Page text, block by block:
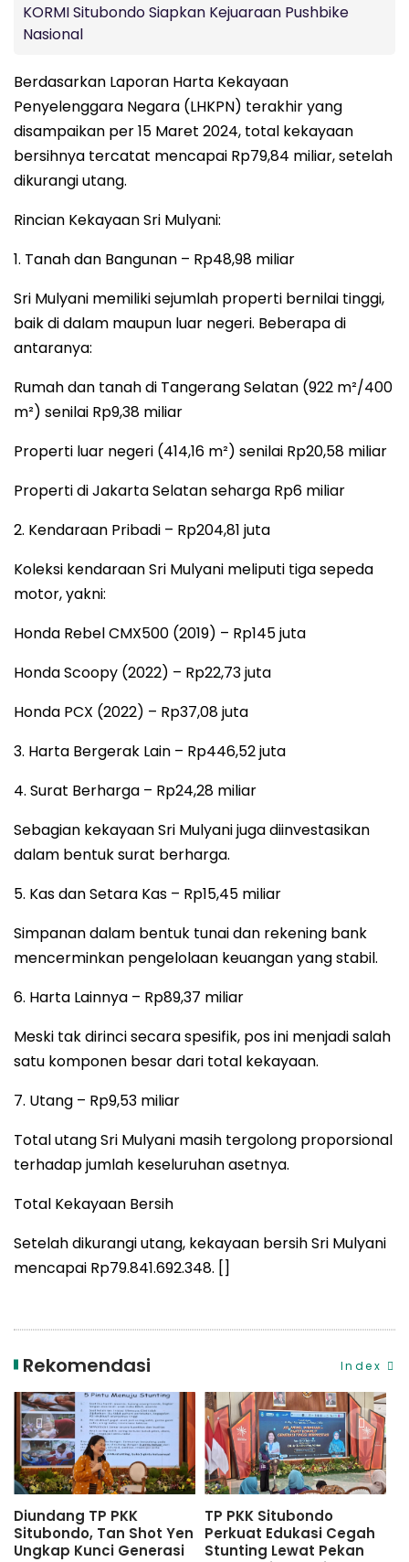
KORMI Situbondo Siapkan Kejuaraan Pushbike
Nasional
Berdasarkan Laporan Harta Kekayaan
Penyelenggara Negara (LHKPN) terakhir yang
disampaikan per 15 Maret 2024, total kekayaan
bersihnya tercatat mencapai Rp79,84 miliar, setelah
dikurangi utang.
Rincian Kekayaan Sri Mulyani:
1. Tanah dan Bangunan – Rp48,98 miliar
Sri Mulyani memiliki sejumlah properti bernilai tinggi,
baik di dalam maupun luar negeri. Beberapa di
antaranya:
Rumah dan tanah di Tangerang Selatan (922 m²/400
m²) senilai Rp9,38 miliar
Properti luar negeri (414,16 m²) senilai Rp20,58 miliar
Properti di Jakarta Selatan seharga Rp6 miliar
2. Kendaraan Pribadi – Rp204,81 juta
Koleksi kendaraan Sri Mulyani meliputi tiga sepeda
motor, yakni:
Honda Rebel CMX500 (2019) – Rp145 juta
Honda Scoopy (2022) – Rp22,73 juta
Honda PCX (2022) – Rp37,08 juta
3. Harta Bergerak Lain – Rp446,52 juta
4. Surat Berharga – Rp24,28 miliar
Sebagian kekayaan Sri Mulyani juga diinvestasikan
dalam bentuk surat berharga.
5. Kas dan Setara Kas – Rp15,45 miliar
Simpanan dalam bentuk tunai dan rekening bank
mencerminkan pengelolaan keuangan yang stabil.
6. Harta Lainnya – Rp89,37 miliar
Meski tak dirinci secara spesifik, pos ini menjadi salah
satu komponen besar dari total kekayaan.
7. Utang – Rp9,53 miliar
Total utang Sri Mulyani masih tergolong proporsional
terhadap jumlah keseluruhan asetnya.
Total Kekayaan Bersih
Setelah dikurangi utang, kekayaan bersih Sri Mulyani
mencapai Rp79.841.692.348. []
Rekomendasi Index
Diundang TP PKK
Situbondo, Tan Shot Yen
Ungkap Kunci Generasi
TP PKK Situbondo
Perkuat Edukasi Cegah
Stunting Lewat Pekan